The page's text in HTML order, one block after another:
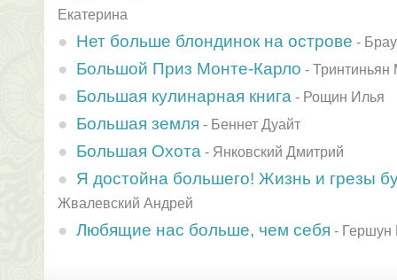
Екатерина
Нет больше блондинок на острове -
Большой Приз Монте-Карло - Тринтиньян
Большая кулинарная книга - Рощин Илья
Большая земля - Беннет Дуайт
Большая Охота - Янковский Дмитрий
Я достойна большего! Жизнь и грезы
Жвалевский Андрей
Любящие нас больше, чем себя - Гершун